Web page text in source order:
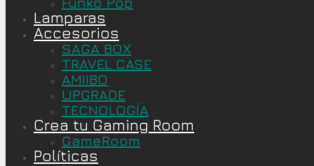
Lamparas
Accesorios
SAGA BOX
TRAVEL CASE
AMIIBO
UPGRADE
TECNOLOGÍA
Crea tu Gaming Room
GameRoom
Políticas